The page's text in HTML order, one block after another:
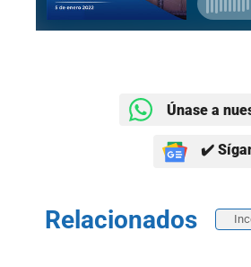
Únase a
✔️
Relacionados